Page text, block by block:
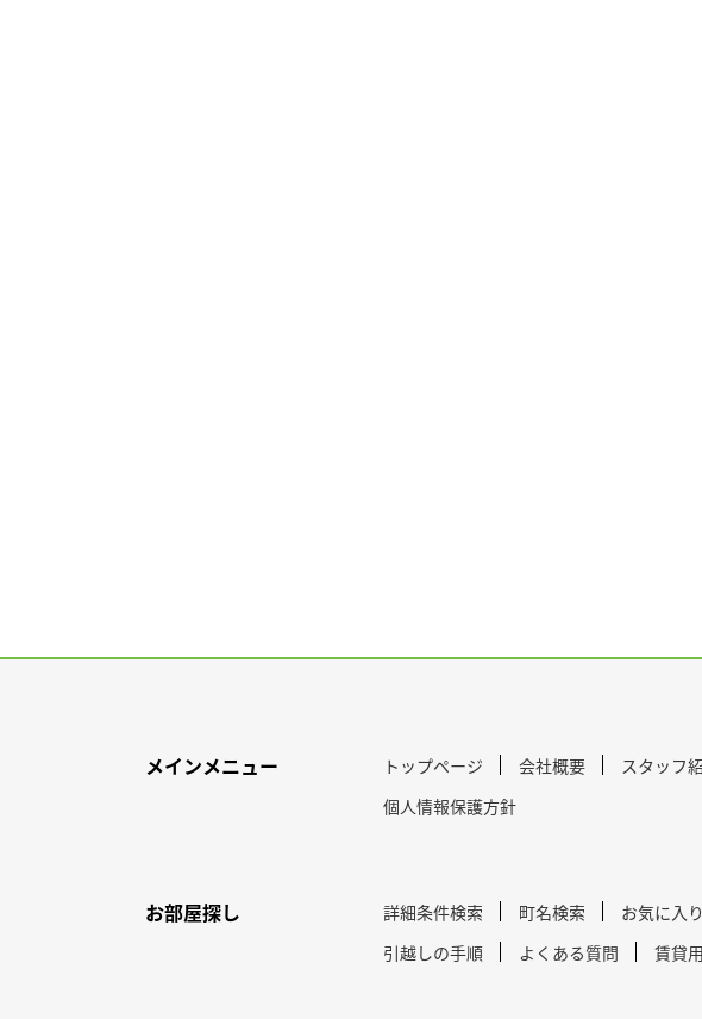
メインメニュー トップページ 会社概要 スタッフ
個人情報保護方針
お部屋探し 詳細条件検索 町名検索 お気に入
引越しの手順
よくある質問 賃貸